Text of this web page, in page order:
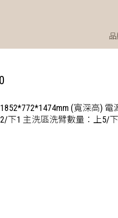
(寬深高)
下1 主洗區洗臂數量：上5/